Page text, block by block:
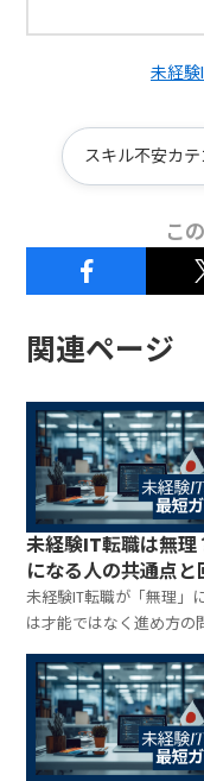
未経
スキル不安カ
こ
関連ページ
未経験IT転職は無理
になる人の共通点と
未経験IT転職が「無理」
は才能ではなく進め方の
落ちやすい共通点を先に
職種選び・学習・応募の
整えて最短で通るルート
方法を解説。